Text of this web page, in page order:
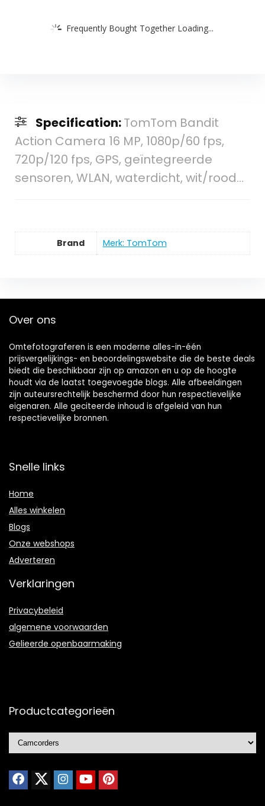
Frequently Bought Together Loading...
Specification:TomTom Bandit
Action Camera 16 MP, 1080p/60 fps,
720p/120 fps, GPS, geïntegreerde
sensoren, WLAN, waterdicht, wit/rood…
Brand Merk: TomTom
Over ons
Omtefotograferen is een moderne alles-in-één
prijsvergelijkings- en beoordelingswebsite die de beste deals
biedt die beschikbaar zijn op amazon en u op de hoogte
houdt via de laatst toegevoegde blogs. Alle afbeeldingen
zijn auteursrechtelijk beschermd door hun respectievelijke
eigenaren. Alle geciteerde inhoud is afgeleid van hun
respectievelijke bronnen.
Snelle links
Home
Alles winkelen
Blogs
Onze webshops
Adverteren
Verklaringen
Privacybeleid
algemene voorwaarden
Gelieerde openbaarmaking
Productcategorieën